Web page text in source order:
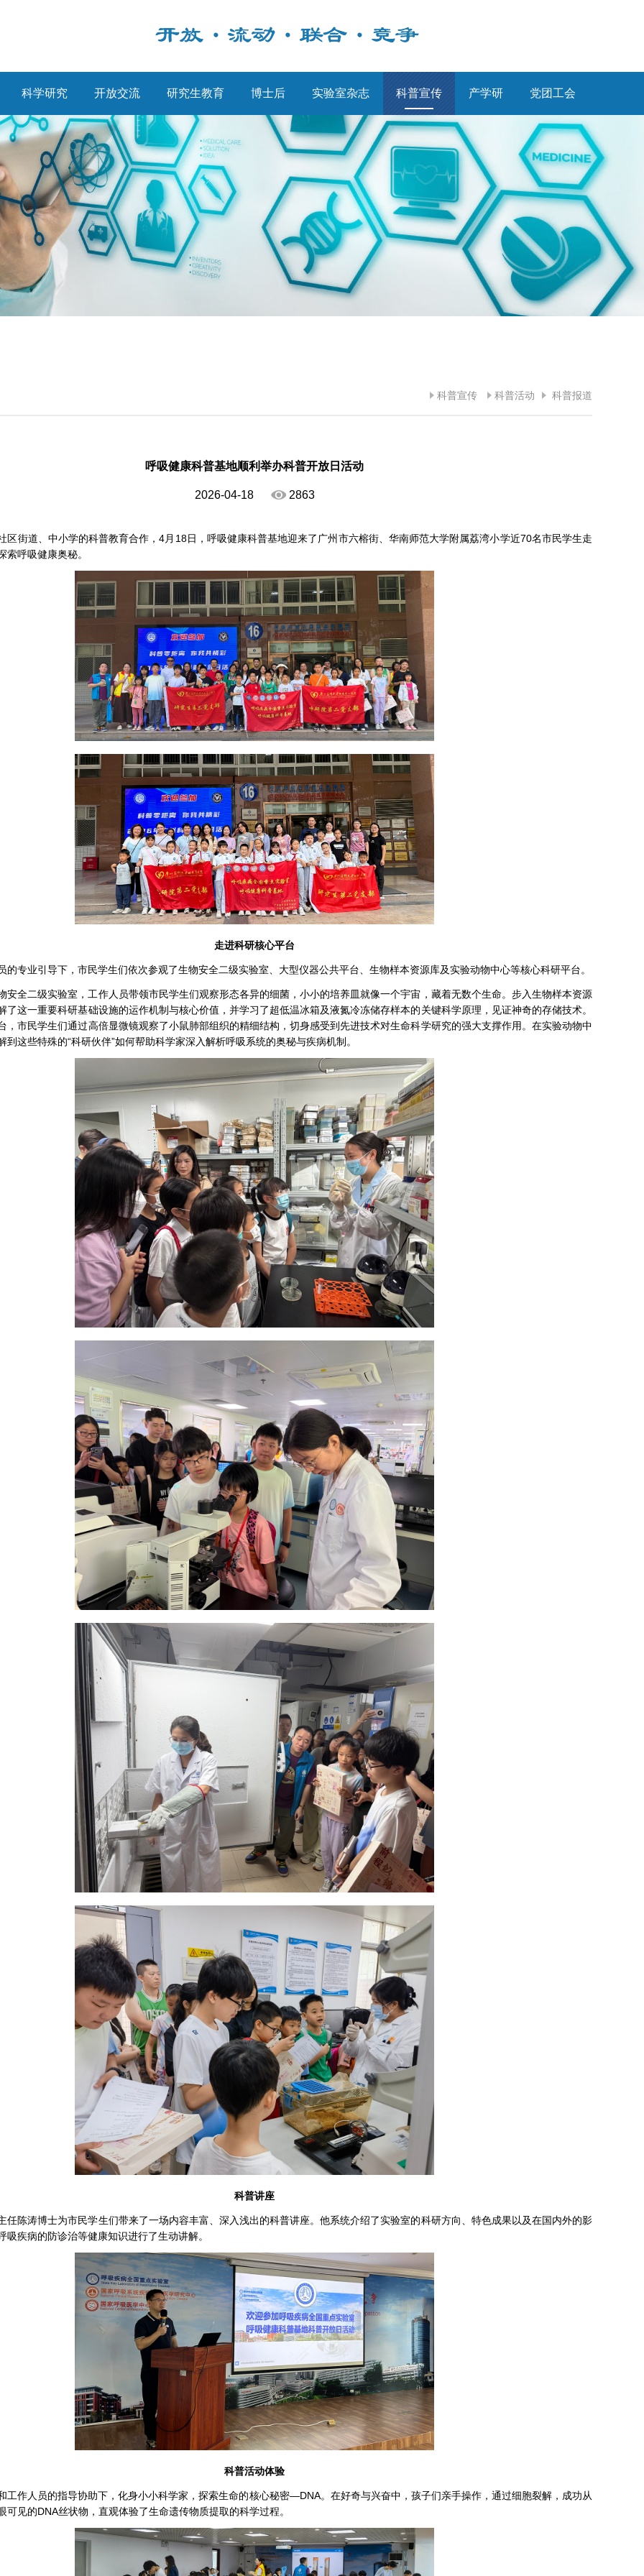
科学研究 开放交流 研究生教育 博士后 实验室杂志 科普宣传 产学研 党团工会
科普宣传 科普活动 科普报道
呼吸健康科普基地顺利举办科普开放日活动
2026-04-18 2863
区街道、中小学的科普教育合作，4月18日，呼吸健康科普基地迎来了广州市六榕街、华南师范大学附属荔湾小学近70名市民学生走
索呼吸健康奥秘。
走进科研核心平台
的专业引导下，市民学生们依次参观了生物安全二级实验室、大型仪器公共平台、生物样本资源库及实验动物中心等核心科研平台。
安全二级实验室，工作人员带领市民学生们观察形态各异的细菌，小小的培养皿就像一个宇宙，藏着无数个生命。步入生物样本资源
了这一重要科研基础设施的运作机制与核心价值，并学习了超低温冰箱及液氮冷冻储存样本的关键科学原理，见证神奇的存储技术。
，市民学生们通过高倍显微镜观察了小鼠肺部组织的精细结构，切身感受到先进技术对生命科学研究的强大支撑作用。在实验动物中
到这些特殊的“科研伙伴”如何帮助科学家深入解析呼吸系统的奥秘与疾病机制。
科普讲座
任陈涛博士为市民学生们带来了一场内容丰富、深入浅出的科普讲座。他系统介绍了实验室的科研方向、特色成果以及在国内外的影
吸疾病的防诊治等健康知识进行了生动讲解。
科普活动体验
工作人员的指导协助下，化身小小科学家，探索生命的核心秘密—DNA。在好奇与兴奋中，孩子们亲手操作，通过细胞裂解，成功从
可见的DNA丝状物，直观体验了生命遗传物质提取的科学过程。